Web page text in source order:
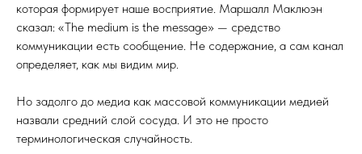
которая формирует наше восприятие. Маршалл Маклюэн
сказал: «The medium is the message» — средство
коммуникации есть сообщение. Не содержание, а сам канал
определяет, как мы видим мир.
Но задолго до медиа как массовой коммуникации медией
назвали средний слой сосуда. И это не просто
терминологическая случайность.